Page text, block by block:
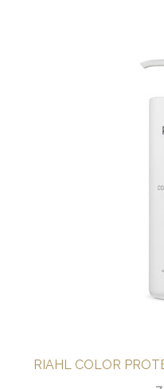
RIAHL COLOR